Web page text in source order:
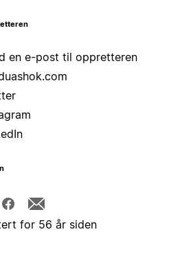
en e-post til oppretteren
for 56 år siden